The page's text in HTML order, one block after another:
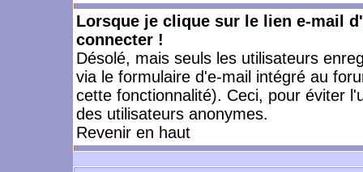
Lorsque je clique sur le lien e-mail
connecter !
Désolé, mais seuls les utilisateurs
via le formulaire d'e-mail intégré au
cette fonctionnalité). Ceci, pour éviter
des utilisateurs anonymes.
Revenir en haut